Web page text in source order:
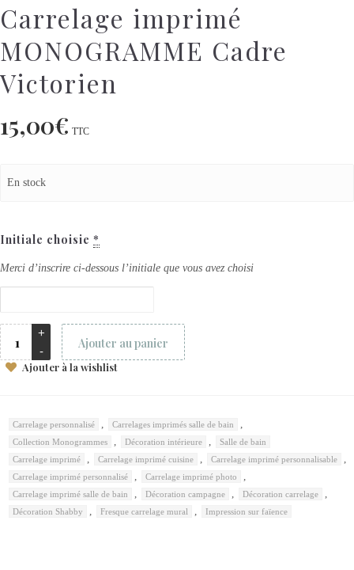
Carrelage imprimé
MONOGRAMME Cadre
Victorien
15,00€ TTC
En stock
Initiale choisie *
Merci d’inscrire ci-dessous l’initiale que vous avez choisi
Ajouter au panier
Ajouter à la wishlist
Carrelage personnalisé , Carrelages imprimés salle de bain ,
Collection Monogrammes , Décoration intérieure ,
Salle de bain
Carrelage imprimé
, Carrelage imprimé cuisine , Carrelage imprimé personnalisable ,
Carrelage imprimé personnalisé , Carrelage imprimé photo ,
Carrelage imprimé salle de bain , Décoration campagne , Décoration carrelage ,
Décoration Shabby , Fresque carrelage mural , Impression sur faïence